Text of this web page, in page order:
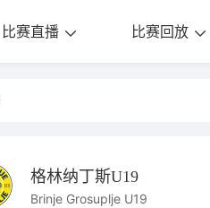
比赛直播 比赛回放
格林纳丁斯U19
Brinje Grosuplje U19